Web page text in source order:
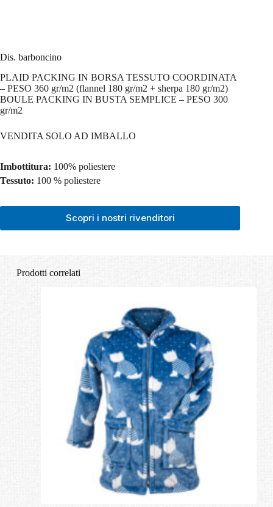
Dis. barboncino
PLAID PACKING IN BORSA TESSUTO COORDINATA
– PESO 360 gr/m2 (flannel 180 gr/m2 + sherpa 180 gr/m2)
BOULE PACKING IN BUSTA SEMPLICE – PESO 300
gr/m2
VENDITA SOLO AD IMBALLO
Imbottitura: 100% poliestere
Tessuto: 100 % poliestere
Scopri i nostri rivenditori
Prodotti correlati